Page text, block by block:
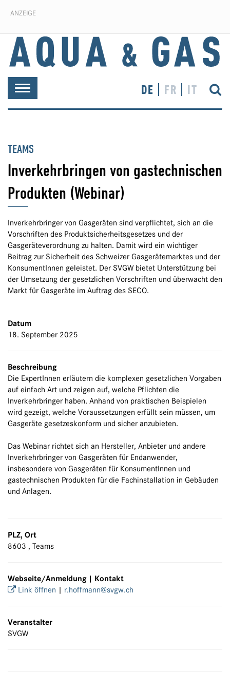
ANZEIGE
Toggle
navigation
DE FR IT
TEAMS
Inverkehrbringen von gastechnischen
Produkten (Webinar)
Inverkehrbringer von Gasgeräten sind verpflichtet, sich an die
Vorschriften des Produktsicherheitsgesetzes und der
Gasgeräteverordnung zu halten. Damit wird ein wichtiger
Beitrag zur Sicherheit des Schweizer Gasgerätemarktes und der
KonsumentInnen geleistet. Der SVGW bietet Unterstützung bei
der Umsetzung der gesetzlichen Vorschriften und überwacht den
Markt für Gasgeräte im Auftrag des SECO.
Datum
18. September 2025
Beschreibung
Die ExpertInnen erläutern die komplexen gesetzlichen Vorgaben
auf einfach Art und zeigen auf, welche Pflichten die
Inverkehrbringer haben. Anhand von praktischen Beispielen
wird gezeigt, welche Voraussetzungen erfüllt sein müssen, um
Gasgeräte gesetzeskonform und sicher anzubieten.
Das Webinar richtet sich an Hersteller, Anbieter und andere
Inverkehrbringer von Gasgeräten für Endanwender,
insbesondere von Gasgeräten für KonsumentInnen und
gastechnischen Produkten für die Fachinstallation in Gebäuden
und Anlagen.
PLZ, Ort
8603 , Teams
Webseite/Anmeldung | Kontakt
Link öffnen | r.hoffmann@svgw.ch
Veranstalter
SVGW